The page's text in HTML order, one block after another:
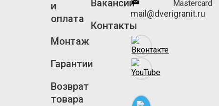
и
оплата
Монтаж
Гарантии
Возврат
товара
Вакансии
Контакты
mail@dverigranit.ru